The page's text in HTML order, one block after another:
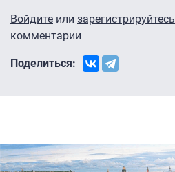
Войдите или зарегистрируйтесь
комментарии
Поделиться: